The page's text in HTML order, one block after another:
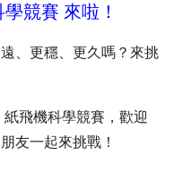
競賽 來啦！
、更穩、更久嗎？來挑
飛機科學競賽，歡迎
友一起來挑戰！